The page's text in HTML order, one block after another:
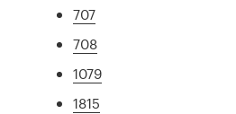
707
708
1079
1815